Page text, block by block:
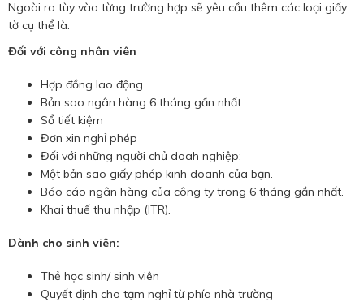
Ngoài ra tùy vào từng trường hợp sẽ yêu cầu thêm các loại giấy
tờ cụ thể là:
Đối với công nhân viên
Hợp đồng lao động.
Bản sao ngân hàng 6 tháng gần nhất.
Sổ tiết kiệm
Đơn xin nghỉ phép
Đối với những người chủ doah nghiệp:
Một bản sao giấy phép kinh doanh của bạn.
Báo cáo ngân hàng của công ty trong 6 tháng gần nhất.
Khai thuế thu nhập (ITR).
Dành cho sinh viên:
Thẻ học sinh/ sinh viên
Quyết định cho tạm nghỉ từ phía nhà trường